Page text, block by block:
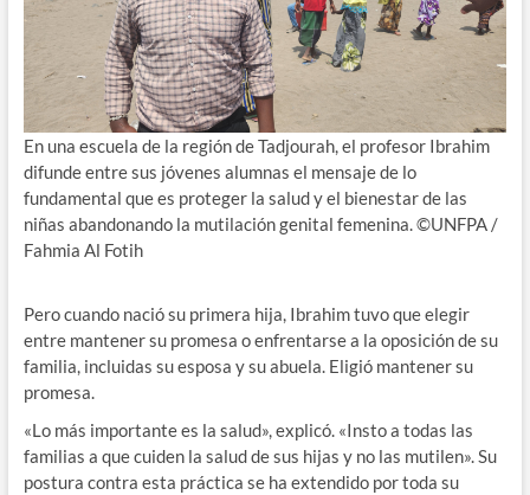
En una escuela de la región de Tadjourah, el profesor Ibrahim
difunde entre sus jóvenes alumnas el mensaje de lo
fundamental que es proteger la salud y el bienestar de las
niñas abandonando la mutilación genital femenina. ©UNFPA /
Fahmia Al Fotih
Pero cuando nació su primera hija, Ibrahim tuvo que elegir
entre mantener su promesa o enfrentarse a la oposición de su
familia, incluidas su esposa y su abuela. Eligió mantener su
promesa.
«Lo más importante es la salud», explicó. «Insto a todas las
familias a que cuiden la salud de sus hijas y no las mutilen». Su
postura contra esta práctica se ha extendido por toda su